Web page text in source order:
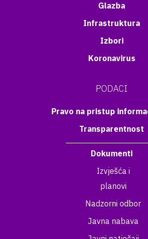
Glazba
Infrastruktura
Izbori
Koronavirus
PODACI
Pravo na pristup
Transparentnost
Dokumenti
Izvješća i
planovi
Nadzorni odbor
Javna nabava